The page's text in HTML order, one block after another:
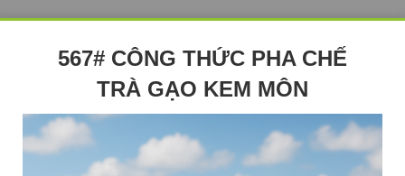
567# CÔNG THỨC PHA CHẾ
TRÀ GẠO KEM MÔN